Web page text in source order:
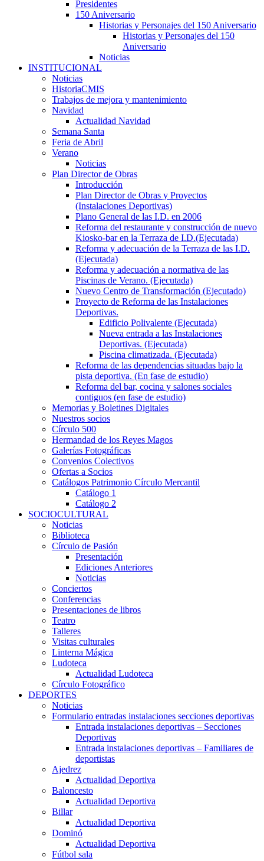
Presidentes
150 Aniversario
Historias y Personajes del 150 Aniversario
Historias y Personajes del 150
Aniversario
Noticias
INSTITUCIONAL
Noticias
HistoriaCMIS
Trabajos de mejora y mantenimiento
Navidad
Actualidad Navidad
Semana Santa
Feria de Abril
Verano
Noticias
Plan Director de Obras
Introducción
Plan Director de Obras y Proyectos
(Instalaciones Deportivas)
Plano General de las I.D. en 2006
Reforma del restaurante y construcción de nuevo
Kiosko-bar en la Terraza de I.D.(Ejecutada)
Reforma y adecuación de la Terraza de las I.D.
(Ejecutada)
Reforma y adecuación a normativa de las
Piscinas de Verano. (Ejecutada)
Nuevo Centro de Transformación (Ejecutado)
Proyecto de Reforma de las Instalaciones
Deportivas.
Edificio Polivalente (Ejecutada)
Nueva entrada a las Instalaciones
Deportivas. (Ejecutada)
Piscina climatizada. (Ejecutada)
Reforma de las dependencias situadas bajo la
pista deportiva. (En fase de estudio)
Reforma del bar, cocina y salones sociales
contiguos (en fase de estudio)
Memorias y Boletines Digitales
Nuestros socios
Círculo 500
Hermandad de los Reyes Magos
Galerías Fotográficas
Convenios Colectivos
Ofertas a Socios
Catálogos Patrimonio Círculo Mercantil
Catálogo 1
Catálogo 2
SOCIOCULTURAL
Noticias
Biblioteca
Círculo de Pasión
Presentación
Ediciones Anteriores
Noticias
Conciertos
Conferencias
Presentaciones de libros
Teatro
Talleres
Visitas culturales
Linterna Mágica
Ludoteca
Actualidad Ludoteca
Círculo Fotográfico
DEPORTES
Noticias
Formulario entradas instalaciones secciones deportivas
Entrada instalaciones deportivas – Secciones
Deportivas
Entrada instalaciones deportivas – Familiares de
deportistas
Ajedrez
Actualidad Deportiva
Baloncesto
Actualidad Deportiva
Billar
Actualidad Deportiva
Dominó
Actualidad Deportiva
Fútbol sala